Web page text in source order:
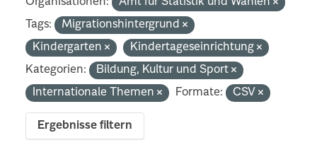
Tags:
Migrationshintergrund
Kindergarten
Kindertageseinrichtung
Kategorien:
Bildung, Kultur und Sport
Internationale Themen
Formate: CSV
Ergebnisse filtern